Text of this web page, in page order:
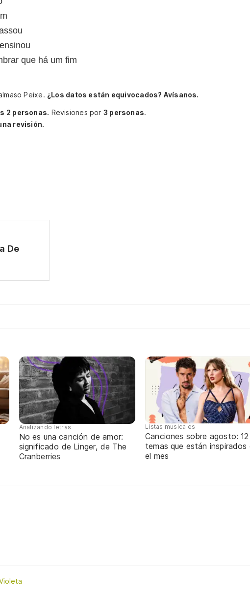
que há um fim
Peixe. ¿Los datos están equivocados? Avísanos.
2 personas. Revisiones por 3 personas.
revisión.
De
Analizando letras
No es una canción de amor:
significado de Linger, de The
Cranberries
Listas musicales
Canciones sobre agosto: 12
temas que están inspirados
el mes